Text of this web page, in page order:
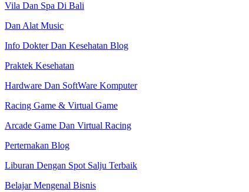
Vila Dan Spa Di Bali
Dan Alat Music
Info Dokter Dan Kesehatan Blog
Praktek Kesehatan
Hardware Dan SoftWare Komputer
Racing Game & Virtual Game
Arcade Game Dan Virtual Racing
Perternakan Blog
Liburan Dengan Spot Salju Terbaik
Belajar Mengenal Bisnis